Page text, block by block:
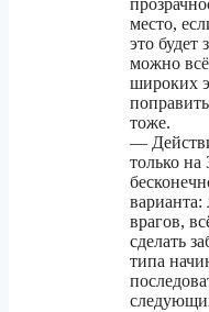
место,
это будет
можно
широких
тоже.
—
только
врагов,
сделать
типа